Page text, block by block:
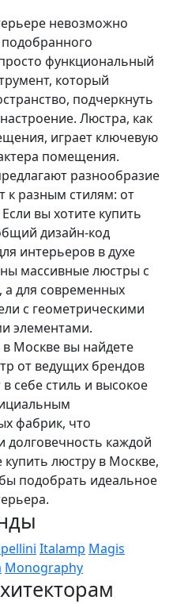
невозможно
функциональный
который
подчеркнуть
Люстра, как
играет ключевую
помещения.
разнообразие
к разным стилям: от
вы хотите купить
дизайн-код
интерьеров в духе
массивные люстры с
а для современных
с геометрическими
элементами.
Москве вы найдете
от ведущих брендов
себе стиль и высокое
фабрик, что
долговечность каждой
люстру в Москве,
подобрать идеальное
Italamp Magis
Monography